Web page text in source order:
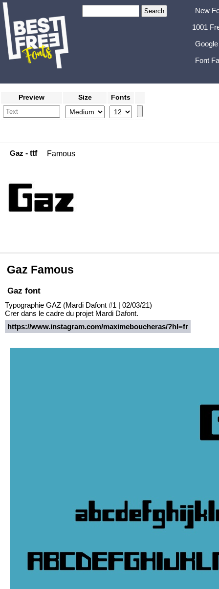
New
1001
Font
Preview Size Fonts
Gaz - ttf Famous
Gaz Famous
Gaz font
Typographie GAZ (Mardi Dafont #1 | 02/03/21)
Crer dans le cadre du projet Mardi Dafont.
https://www.instagram.com/maximeboucheras/?hl=fr